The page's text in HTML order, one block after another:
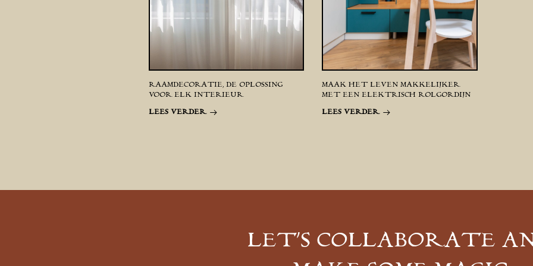
RAAMDECORATIE, DE OPLOSSING
VOOR ELK INTERIEUR
LEES VERDER
MAAK HET LEVEN MAKKELIJKER
MET EEN ELEKTRISCH ROLGORDIJN
LEES VERDER
LET’S COLLABORATE